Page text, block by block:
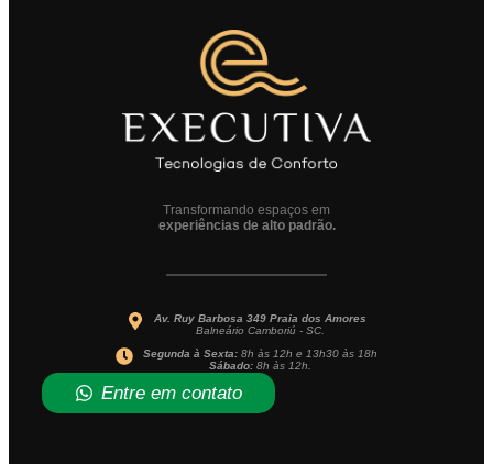
Transformando espaços em
experiências de alto padrão.
Av. Ruy Barbosa 349 Praia dos Amores
Balneário Camboriú - SC.
Segunda à Sexta: 8h às 12h e 13h30 às 18h
Sábado: 8h às 12h.
Entre em contato